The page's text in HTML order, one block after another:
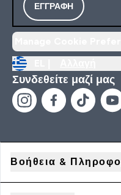
ΕΓΓΡΑΦΉ
Συνδεθείτε μαζί μας
Βοήθεια &